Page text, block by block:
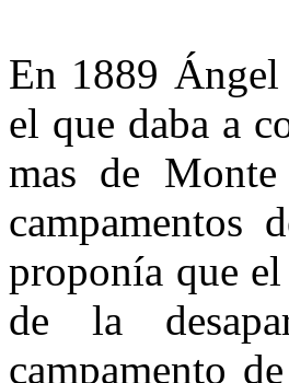
En 1889
el que daba a
mas de
proponía que
de la
campamento